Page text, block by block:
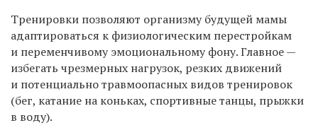
Тренировки позволяют организму будущей мамы
адаптироваться к физиологическим перестройкам
и переменчивому эмоциональному фону. Главное —
избегать чрезмерных нагрузок, резких движений
и потенциально травмоопасных видов тренировок
(бег, катание на коньках, спортивные танцы, прыжки
в воду).